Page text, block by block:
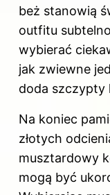
beż stanowią
outfitu
wybierać
jak zwiewne
doda szczypty
Na koniec
złotych
musztardowy
mogą być